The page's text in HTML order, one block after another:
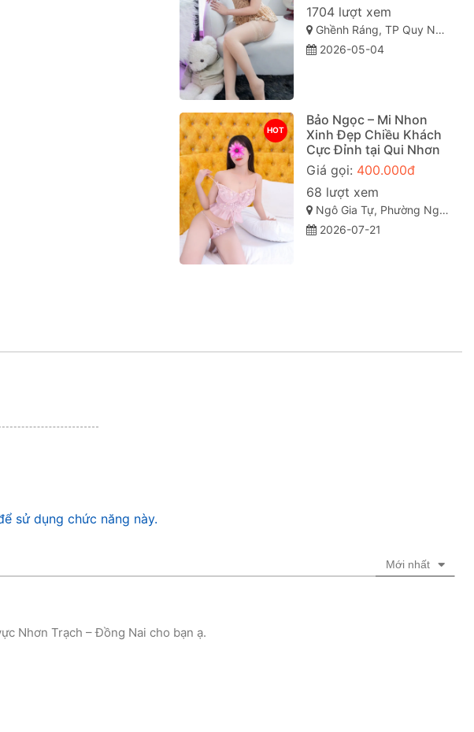
1704 lượt xem
Ghềnh Ráng, TP Quy Nhơn, Bình Định
2026-05-04
HOT
Bảo Ngọc – Mi Nhon
Xinh Đẹp Chiều Khách
Cực Đỉnh tại Qui Nhơn
Giá gọi: 400.000đ
68 lượt xem
Ngô Gia Tự, Phường Nguyễn Văn Cừ, Thành phố Quy Nhơn, Tỉnh Bình Định
2026-07-21
sử dụng chức năng này.
Mới nhất
Nhơn Trạch – Đồng Nai cho bạn ạ.